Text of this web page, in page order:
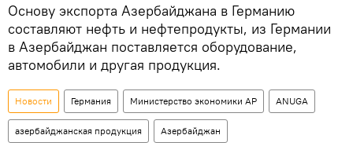
Основу экспорта Азербайджана в Германию
составляют нефть и нефтепродукты, из Германии
в Азербайджан поставляется оборудование,
автомобили и другая продукция.
Новости Германия Министерство экономики АР ANUGA
азербайджанская продукция Азербайджан